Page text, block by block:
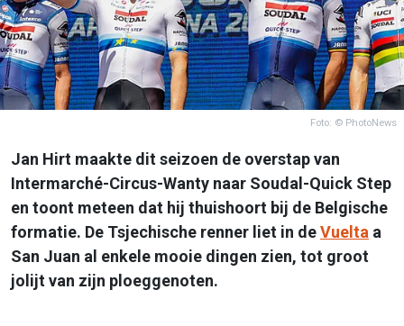
Foto: © PhotoNews
Jan Hirt maakte dit seizoen de overstap van
Intermarché-Circus-Wanty naar Soudal-Quick Step
en toont meteen dat hij thuishoort bij de Belgische
formatie. De Tsjechische renner liet in deVuelta a
San Juan al enkele mooie dingen zien, tot groot
jolijt van zijn ploeggenoten.